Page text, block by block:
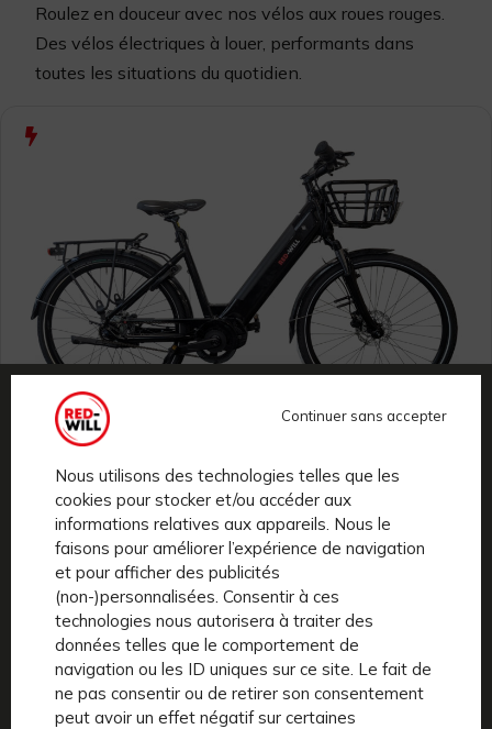
Nous utilisons des technologies telles que les
cookies pour stocker et/ou accéder aux
informations relatives aux appareils. Nous le
faisons pour améliorer l’expérience de navigation
et pour afficher des publicités
(non-)personnalisées. Consentir à ces
technologies nous autorisera à traiter des
données telles que le comportement de
navigation ou les ID uniques sur ce site. Le fait de
ne pas consentir ou de retirer son consentement
peut avoir un effet négatif sur certaines
Continuer sans accepter
Roulez en douceur avec nos vélos aux roues rouges.
Des vélos électriques à louer, performants dans
toutes les situations du quotidien.
ECITY
Le RED-WILL le plus joueur. Sécurité, performance et
confort RED-WILL, avec un petit bonus d’agilité pour
se distinguer. Grâce à...
Découvrir